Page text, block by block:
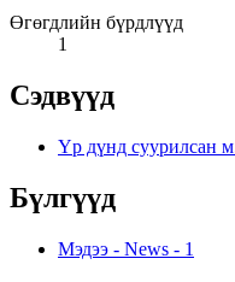
Өгөгдлийн бүрдлүүд
1
Сэдвүүд
Үр дүнд суурилсан
Бүлгүүд
Мэдээ - News - 1